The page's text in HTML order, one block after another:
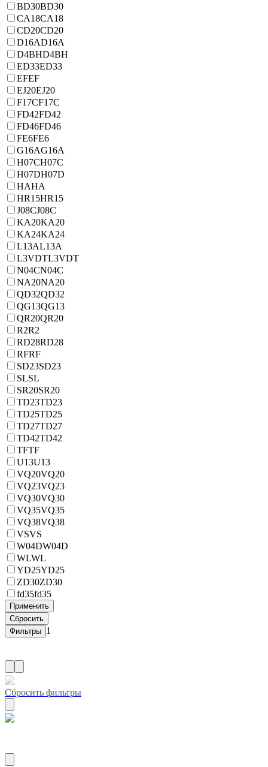
BD30BD30
CA18CA18
CD20CD20
D16AD16A
D4BHD4BH
ED33ED33
EFEF
EJ20EJ20
F17CF17C
FD42FD42
FD46FD46
FE6FE6
G16AG16A
H07CH07C
H07DH07D
HAHA
HR15HR15
J08CJ08C
KA20KA20
KA24KA24
L13AL13A
L3VDTL3VDT
N04CN04C
NA20NA20
QD32QD32
QG13QG13
QR20QR20
R2R2
RD28RD28
RFRF
SD23SD23
SLSL
SR20SR20
TD23TD23
TD25TD25
TD27TD27
TD42TD42
TFTF
U13U13
VQ20VQ20
VQ23VQ23
VQ30VQ30
VQ35VQ35
VQ38VQ38
VSVS
W04DW04D
WLWL
YD25YD25
ZD30ZD30
fd35fd35
1
Сбросить фильтры